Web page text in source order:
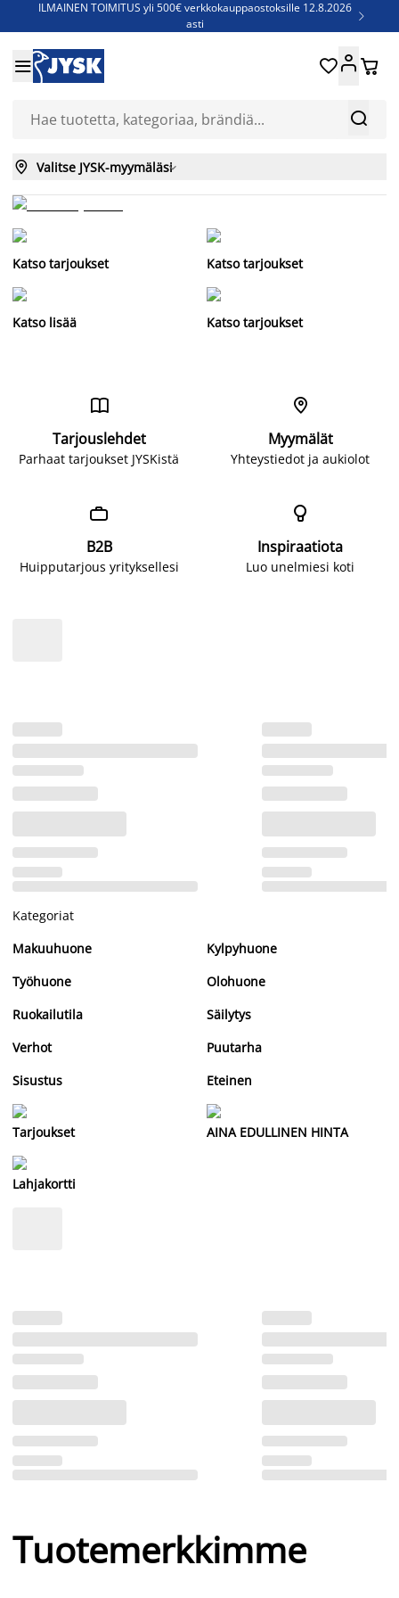
ILMAINEN TOIMITUS yli 500€ verkkokauppaostoksille 12.8.2026
asti

Jenkkisänkyjä - Säästä jopa 60%


 
 Valitse JYSK-myymäläsi
Katso tarjoukset Katso tarjoukset
Katso lisää Katso tarjoukset

Tarjouslehdet
Parhaat tarjoukset JYSKistä

Myymälät
Yhteystiedot ja aukiolot

B2B
Huipputarjous yrityksellesi

Inspiraatiota
Luo unelmiesi koti
Kategoriat
Makuuhuone
Kylpyhuone
Työhuone
Olohuone
Ruokailutila
Säilytys
Verhot
Puutarha
Sisustus
Eteinen
Tarjoukset AINA EDULLINEN HINTA
Lahjakortti
Tuotemerkkimme